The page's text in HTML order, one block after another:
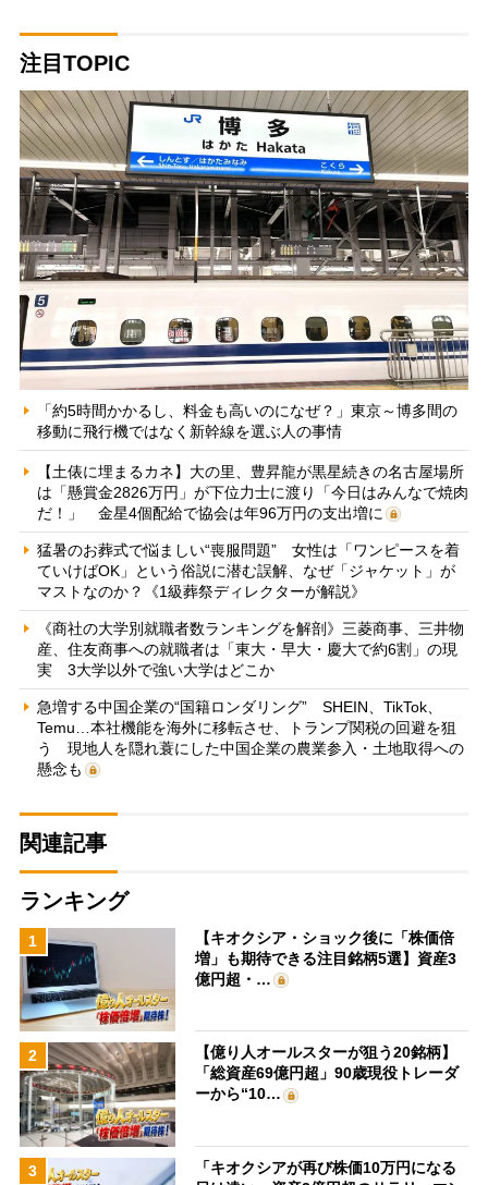
注目TOPIC
「約5時間かかるし、料金も高いのになぜ？」東京～博多間の
移動に飛行機ではなく新幹線を選ぶ人の事情
【土俵に埋まるカネ】大の里、豊昇龍が黒星続きの名古屋場所
は「懸賞金2826万円」が下位力士に渡り「今日はみんなで焼肉
だ！」 金星4個配給で協会は年96万円の支出増に
猛暑のお葬式で悩ましい“喪服問題” 女性は「ワンピースを着
ていけばOK」という俗説に潜む誤解、なぜ「ジャケット」が
マストなのか？《1級葬祭ディレクターが解説》
《商社の大学別就職者数ランキングを解剖》三菱商事、三井物
産、住友商事への就職者は「東大・早大・慶大で約6割」の現
実 3大学以外で強い大学はどこか
急増する中国企業の“国籍ロンダリング” SHEIN、TikTok、
Temu…本社機能を海外に移転させ、トランプ関税の回避を狙
う 現地人を隠れ蓑にした中国企業の農業参入・土地取得への
懸念も
関連記事
ランキング
1
【キオクシア・ショック後に「株価倍
増」も期待できる注目銘柄5選】資産3
億円超・…
2
【億り人オールスターが狙う20銘柄】
「総資産69億円超」90歳現役トレーダ
ーから“10…
3
「キオクシアが再び株価10万円になる